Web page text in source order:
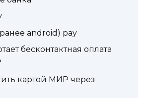
android) pay
бесконтактная оплата
картой МИР через